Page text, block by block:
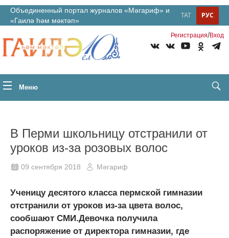
Объединенный портал журналов «Мәгариф» и
«Гаилә һәм мәктәп»
РУС
ТАТ
Регистрация/Вход
Меню
В Перми школьницу отстранили от
уроков из-за розовых волос
09 сентября 2018 Мәгариф
Ученицу десятого класса пермской гимназии
отстранили от уроков из-за цвета волос,
сообшают СМИ.Девочка получила
распоряжение от директора гимназии, где